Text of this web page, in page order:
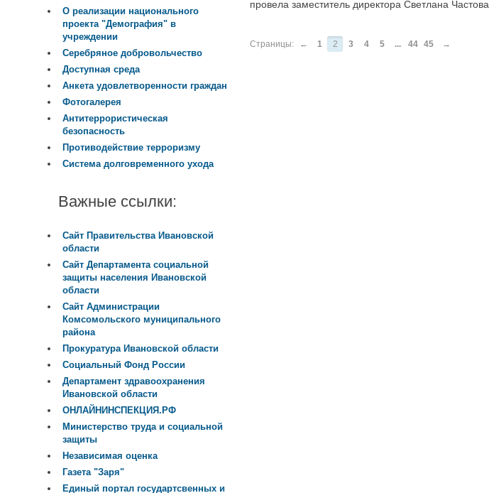
провела заместитель директора Светлана Частова.
Страницы: ← 1 2 3 4 5 ... 44 45 →
О реализации национального
проекта "Демография" в
учреждении
Серебряное добровольчество
Доступная среда
Анкета удовлетворенности граждан
Фотогалерея
Антитеррористическая
безопасность
Противодействие терроризму
Система долговременного ухода
Важные ссылки:
Сайт Правительства Ивановской
области
Сайт Департамента социальной
защиты населения Ивановской
области
Сайт Администрации
Комсомольского муниципального
района
Прокуратура Ивановской области
Социальный Фонд России
Департамент здравоохранения
Ивановской области
ОНЛАЙНИНСПЕКЦИЯ.РФ
Министерство труда и социальной
защиты
Независимая оценка
Газета "Заря"
Единый портал государтсвенных и